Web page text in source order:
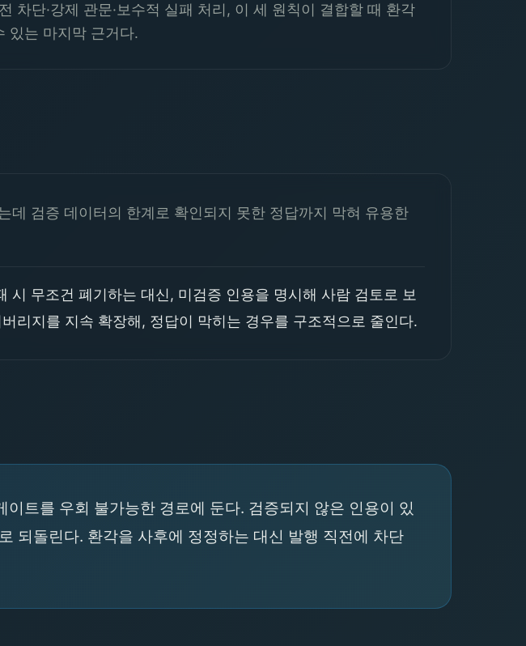
차단·강제 관문·보수적 실패 처리, 이 세 원칙이 결합할 때 환각
있는 마지막 근거다.
데 검증 데이터의 한계로 확인되지 못한 정답까지 막혀 유용한
무조건 폐기하는 대신, 미검증 인용을 명시해 사람 검토로 보
리지를 지속 확장해, 정답이 막히는 경우를 구조적으로 줄인다.
트를 우회 불가능한 경로에 둔다. 검증되지 않은 인용이 있
되돌린다. 환각을 사후에 정정하는 대신 발행 직전에 차단